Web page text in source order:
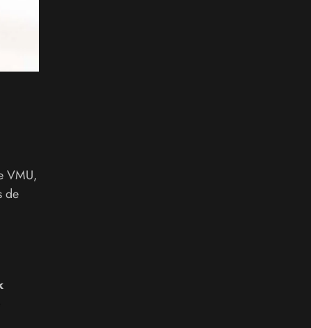
VMU,
de